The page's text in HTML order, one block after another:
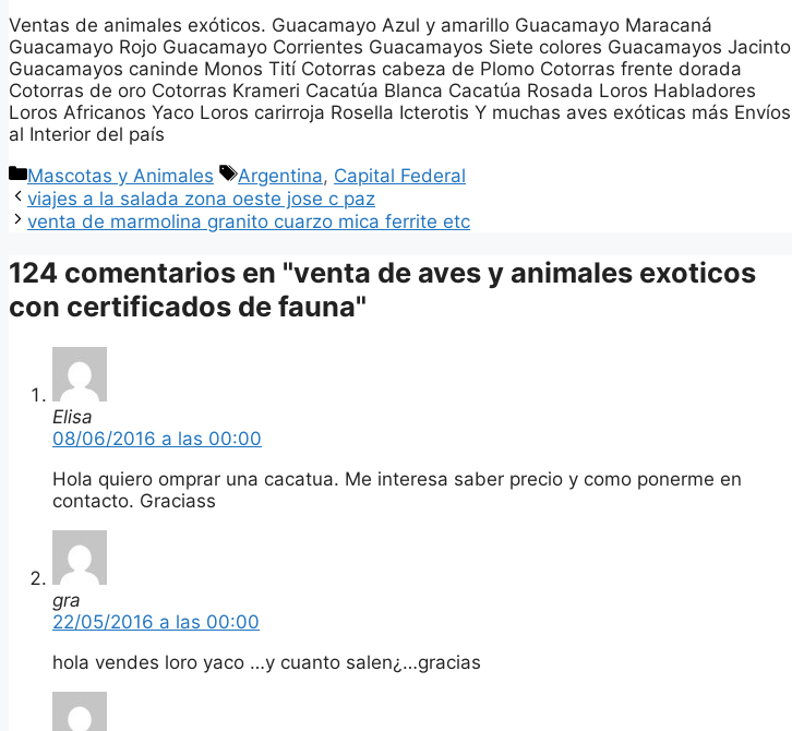
Ventas de animales exóticos. Guacamayo Azul y amarillo Guacamayo Maracaná
Guacamayo Rojo Guacamayo Corrientes Guacamayos Siete colores Guacamayos Jacinto
Guacamayos caninde Monos Tití Cotorras cabeza de Plomo Cotorras frente dorada
Cotorras de oro Cotorras Krameri Cacatúa Blanca Cacatúa Rosada Loros Habladores
Loros Africanos Yaco Loros carirroja Rosella Icterotis Y muchas aves exóticas más Envíos
al Interior del país
Categorías
Mascotas y Animales Etiquetas
Argentina, Capital Federal
viajes a la salada zona oeste jose c paz
venta de marmolina granito cuarzo mica ferrite etc
124 comentarios en "venta de aves y animales exoticos
con certificados de fauna"
Elisa
08/06/2016 a las 00:00
Hola quiero omprar una cacatua. Me interesa saber precio y como ponerme en
contacto. Graciass
gra
22/05/2016 a las 00:00
hola vendes loro yaco …y cuanto salen¿…gracias